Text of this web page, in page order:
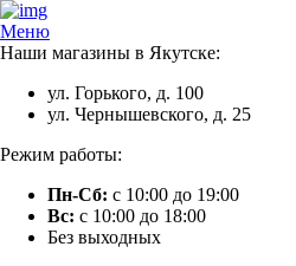
Меню
Наши магазины в Якутске:
ул. Горького, д. 100
ул. Чернышевского, д. 25
Режим работы:
Пн-Сб: с 10:00 до 19:00
Вс: с 10:00 до 18:00
Без выходных